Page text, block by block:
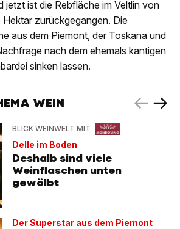
jetzt ist die Rebfläche im Veltlin von
zurückgegangen. Die
aus dem Piemont, der Toskana und
nach dem ehemals kantigen
sinken lassen.
WEIN
BLICK WEINWELT MIT
Delle im Boden
Deshalb sind viele
Weinflaschen unten
gewölbt
Der Superstar aus dem Piemont